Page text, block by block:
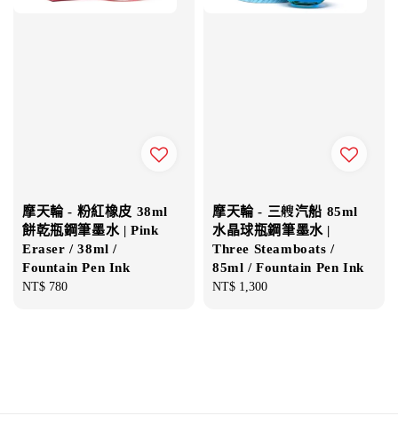
摩天輪 - 粉紅橡皮 38ml
餅乾瓶鋼筆墨水 | Pink
Eraser / 38ml /
Fountain Pen Ink
Regular
NT$ 780
摩天輪 - 三艘汽船 85ml
水晶球瓶鋼筆墨水 |
Three Steamboats /
85ml / Fountain Pen Ink
Regular
NT$ 1,300